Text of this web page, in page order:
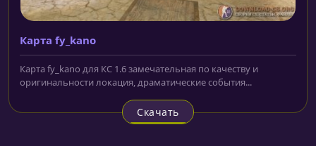
Карта fy_kano
Карта fy_kano для КС 1.6 замечательная по качеству и
оригинальности локация, драматические события...
Скачать